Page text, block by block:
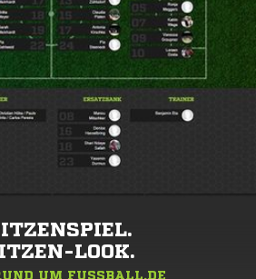
LOOK.
UM FUSSBALL.DE